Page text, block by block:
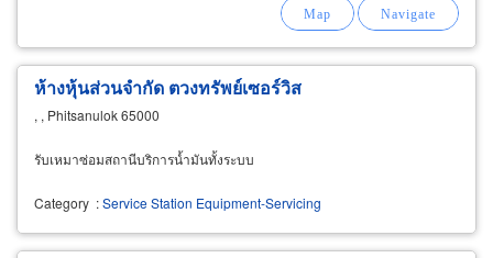
ห้างหุ้นส่วนจำกัด ตวงทรัพย์เซอร์วิส
, , Phitsanulok 65000
รับเหมาซ่อมสถานีบริการน้ำมันทั้งระบบ
Category :Service Station Equipment-Servicing